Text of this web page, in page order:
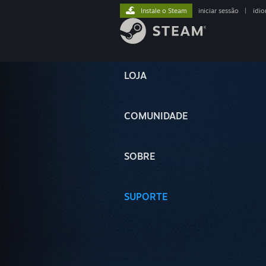
LOJA
COMUNIDADE
SOBRE
SUPORTE
Instale o Steam iniciar sessão